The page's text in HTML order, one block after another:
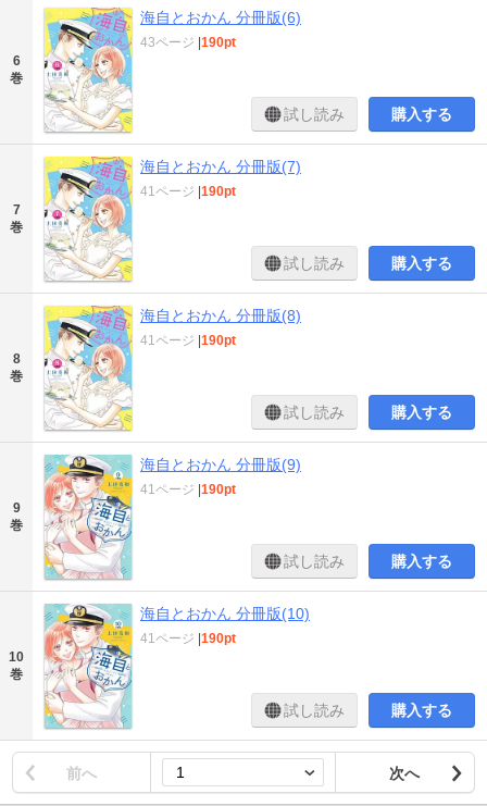
6
巻
海自とおかん 分冊版(6)
43ページ 190pt
試し読み 購入する
7
巻
海自とおかん 分冊版(7)
41ページ 190pt
試し読み 購入する
8
巻
海自とおかん 分冊版(8)
41ページ 190pt
試し読み 購入する
9
巻
海自とおかん 分冊版(9)
41ページ 190pt
試し読み 購入する
10
巻
海自とおかん 分冊版(10)
41ページ 190pt
試し読み 購入する
前へ 次へ